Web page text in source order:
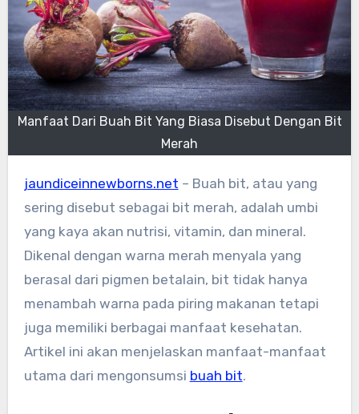
Manfaat Dari Buah Bit Yang Biasa Disebut Dengan Bit
Merah
jaundiceinnewborns.net – Buah bit, atau yang
sering disebut sebagai bit merah, adalah umbi
yang kaya akan nutrisi, vitamin, dan mineral.
Dikenal dengan warna merah menyala yang
berasal dari pigmen betalain, bit tidak hanya
menambah warna pada piring makanan tetapi
juga memiliki berbagai manfaat kesehatan.
Artikel ini akan menjelaskan manfaat-manfaat
utama dari mengonsumsi buah bit.